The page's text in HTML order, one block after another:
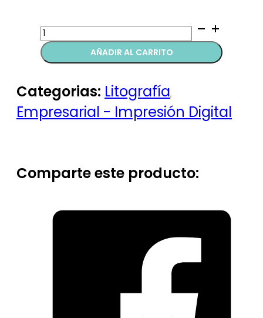
Diplomas
quantity
AÑADIR AL CARRITO
Categorias: Litografía,
Empresarial - Impresión Digital
Comparte este producto: